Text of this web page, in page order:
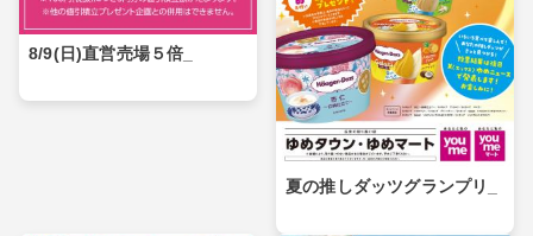
8/9(日)直営売場５倍_
夏の推しダッツグランプリ_